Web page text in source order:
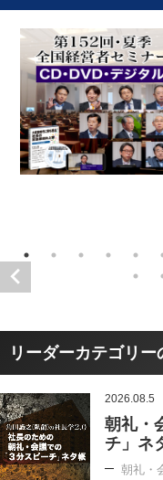
リーダーカテゴリー
2026.08.5
朝礼・
チ」ネ
朝礼・